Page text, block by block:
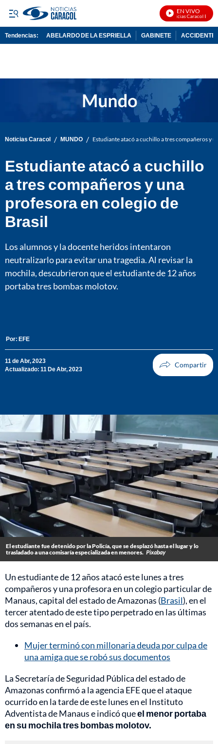
EN VIVO
Noticias Caracol En Vivo
Tendencias: ABELARDO DE LA ESPRIELLA GABINETE ACCIDENTE
Noticias Caracol / MUNDO / Estudiante atacó a cuchillo a tres compañeros y
Estudiante atacó a cuchillo
a tres compañeros y una
profesora en colegio de
Brasil
Los alumnos y la docente heridos intentaron
neutralizarlo para evitar una tragedia. Al revisar la
mochila, descubrieron que el estudiante de 12 años
portaba tres bombas molotov.
Por: EFE
11 de Abr, 2023
Actualizado: 11 De Abr, 2023
El estudiante fue detenido por la Policía, que se desplazó hasta el lugar y lo
trasladado a una comisaría especializada en menores. Pixabay
Un estudiante de 12 años atacó este lunes a tres
compañeros y una profesora en un colegio particular de
Manaus, capital del estado de Amazonas (Brasil), en el
tercer atentado de este tipo perpetrado en las últimas
dos semanas en el país.
Mujer terminó con millonaria deuda por culpa de
una amiga que se robó sus documentos
La Secretaría de Seguridad Pública del estado de
Amazonas confirmó a la agencia EFE que el ataque
ocurrido en la tarde de este lunes en el Instituto
Adventista de Manaus e indicó queel menor portaba
en su mochila tres bombas molotov.